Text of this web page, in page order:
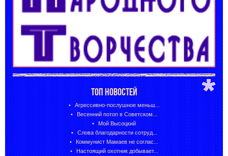
ТОП НОВОСТЕЙ
Агрессивно-послушное меньш...
Весенний потоп в Советском...
Мой Высоцкий
Слова благодарности сотруд...
Коммунист Мамаев не соглас...
Настоящий охотник добывает...